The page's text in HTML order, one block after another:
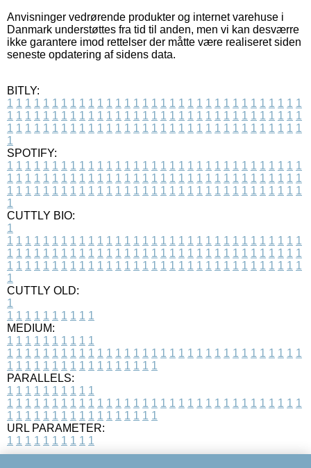
Anvisninger vedrørende produkter og internet varehuse i
Danmark understøttes fra tid til anden, men vi kan desværre
ikke garantere imod rettelser der måtte være realiseret siden
seneste opdatering af sidens data.
BITLY:
1 1 1 1 1 1 1 1 1 1 1 1 1 1 1 1 1 1 1 1 1 1 1 1 1 1 1 1 1 1 1 1 1
1 1 1 1 1 1 1 1 1 1 1 1 1 1 1 1 1 1 1 1 1 1 1 1 1 1 1 1 1 1 1 1 1
1 1 1 1 1 1 1 1 1 1 1 1 1 1 1 1 1 1 1 1 1 1 1 1 1 1 1 1 1 1 1 1 1
1
SPOTIFY:
1 1 1 1 1 1 1 1 1 1 1 1 1 1 1 1 1 1 1 1 1 1 1 1 1 1 1 1 1 1 1 1 1
1 1 1 1 1 1 1 1 1 1 1 1 1 1 1 1 1 1 1 1 1 1 1 1 1 1 1 1 1 1 1 1 1
1 1 1 1 1 1 1 1 1 1 1 1 1 1 1 1 1 1 1 1 1 1 1 1 1 1 1 1 1 1 1 1 1
1
CUTTLY BIO:
1
1 1 1 1 1 1 1 1 1 1 1 1 1 1 1 1 1 1 1 1 1 1 1 1 1 1 1 1 1 1 1 1 1
1 1 1 1 1 1 1 1 1 1 1 1 1 1 1 1 1 1 1 1 1 1 1 1 1 1 1 1 1 1 1 1 1
1 1 1 1 1 1 1 1 1 1 1 1 1 1 1 1 1 1 1 1 1 1 1 1 1 1 1 1 1 1 1 1 1
1
CUTTLY OLD:
1
1 1 1 1 1 1 1 1 1 1
MEDIUM:
1 1 1 1 1 1 1 1 1 1
1 1 1 1 1 1 1 1 1 1 1 1 1 1 1 1 1 1 1 1 1 1 1 1 1 1 1 1 1 1 1 1 1
1 1 1 1 1 1 1 1 1 1 1 1 1 1 1 1 1
PARALLELS:
1 1 1 1 1 1 1 1 1 1
1 1 1 1 1 1 1 1 1 1 1 1 1 1 1 1 1 1 1 1 1 1 1 1 1 1 1 1 1 1 1 1 1
1 1 1 1 1 1 1 1 1 1 1 1 1 1 1 1 1
URL PARAMETER:
1 1 1 1 1 1 1 1 1 1